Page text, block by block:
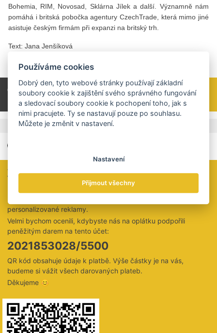
Bohemia, RIM, Novosad, Sklárna Jílek a další. Významně nám
pomáhá i britská pobočka agentury CzechTrade, která mimo jiné
asistuje českým firmám při expanzi na britský trh.
Text: Jana Jenšíková
Foto: archiv F. Čeladníka
Celý článek si přečtěte v tištěné verzi TRADE
NEWS 1 / 2020 na straně 32.
Štítky UK
Zaujal vás tento článek?
Určitě jste si všimli, že u nás ani za čtení celých článků nic
personalizované reklamy.
Velmi bychom ocenili, kdybyste nás na oplátku podpořili
peněžitým darem na tento účet:
2021853028/5500
QR kód obsahuje údaje k platbě. Výše částky je na vás,
budeme si vážit všech darovaných plateb.
Děkujeme 😊
Používáme cookies
Dobrý den, tyto webové stránky používají základní
soubory cookie k zajištění svého správného fungování
a sledovací soubory cookie k pochopení toho, jak s
nimi pracujete. Ty se nastavují pouze po souhlasu.
Můžete je změnit v nastavení.
Nastavení
Přijmout všechny